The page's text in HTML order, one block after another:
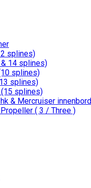
splines)
14 splines)
splines)
splines)
splines)
& Mercruiser
( 3 / Three )